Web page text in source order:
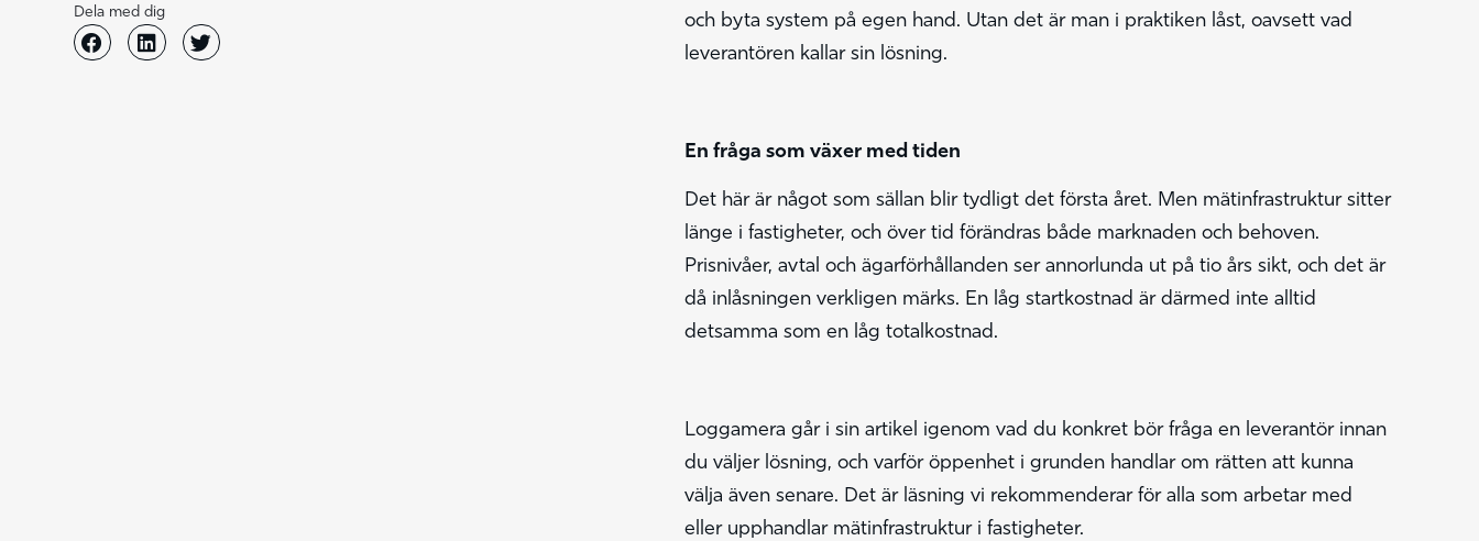
Dela med dig
och byta system på egen hand. Utan det är man i praktiken låst, oavsett vad
leverantören kallar sin lösning.
En fråga som växer med tiden
Det här är något som sällan blir tydligt det första året. Men mätinfrastruktur sitter
länge i fastigheter, och över tid förändras både marknaden och behoven.
Prisnivåer, avtal och ägarförhållanden ser annorlunda ut på tio års sikt, och det är
då inlåsningen verkligen märks. En låg startkostnad är därmed inte alltid
detsamma som en låg totalkostnad.
Loggamera går i sin artikel igenom vad du konkret bör fråga en leverantör innan
du väljer lösning, och varför öppenhet i grunden handlar om rätten att kunna
välja även senare. Det är läsning vi rekommenderar för alla som arbetar med
eller upphandlar mätinfrastruktur i fastigheter.